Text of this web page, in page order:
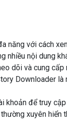
năng với cách
nhiều nội dung
dõi và cung
Downloader
khoản để truy
xuyên hiển